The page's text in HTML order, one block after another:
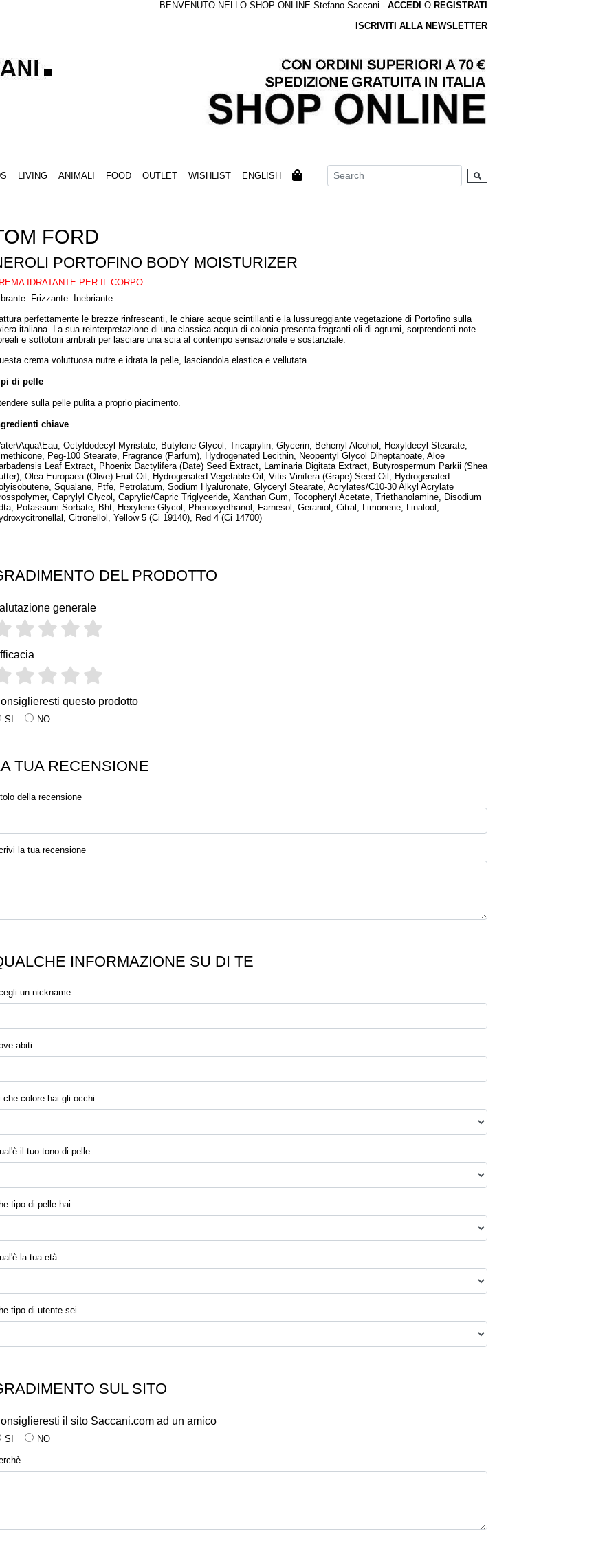
BENVENUTO NELLO SHOP ONLINE Stefano Saccani - ACCEDI O REGISTRATI
ISCRIVITI ALLA NEWSLETTER
LIVING ANIMALI FOOD OUTLET WISHLIST ENGLISH
FORD
PORTOFINO BODY MOISTURIZER
IDRATANTE PER IL CORPO
Frizzante. Inebriante.
perfettamente le brezze rinfrescanti, le chiare acque scintillanti e la lussureggiante vegetazione di Portofino sulla
italiana. La sua reinterpretazione di una classica acqua di colonia presenta fragranti oli di agrumi, sorprendenti note
e sottotoni ambrati per lasciare una scia al contempo sensazionale e sostanziale.
crema voluttuosa nutre e idrata la pelle, lasciandola elastica e vellutata.
di pelle
sulla pelle pulita a proprio piacimento.
chiave
Octyldodecyl Myristate, Butylene Glycol, Tricaprylin, Glycerin, Behenyl Alcohol, Hexyldecyl Stearate,
Peg-100 Stearate, Fragrance (Parfum), Hydrogenated Lecithin, Neopentyl Glycol Diheptanoate, Aloe
Leaf Extract, Phoenix Dactylifera (Date) Seed Extract, Laminaria Digitata Extract, Butyrospermum Parkii (Shea
Olea Europaea (Olive) Fruit Oil, Hydrogenated Vegetable Oil, Vitis Vinifera (Grape) Seed Oil, Hydrogenated
Squalane, Ptfe, Petrolatum, Sodium Hyaluronate, Glyceryl Stearate, Acrylates/C10-30 Alkyl Acrylate
Caprylyl Glycol, Caprylic/Capric Triglyceride, Xanthan Gum, Tocopheryl Acetate, Triethanolamine, Disodium
Potassium Sorbate, Bht, Hexylene Glycol, Phenoxyethanol, Farnesol, Geraniol, Citral, Limonene, Linalool,
Citronellol, Yellow 5 (Ci 19140), Red 4 (Ci 14700)
DEL PRODOTTO
generale
questo prodotto
SI NO
TUA RECENSIONE
della recensione
la tua recensione
INFORMAZIONE SU DI TE
un nickname
abiti
che colore hai gli occhi
il tuo tono di pelle
tipo di pelle hai
la tua età
tipo di utente sei
SUL SITO
il sito Saccani.com ad un amico
SI NO